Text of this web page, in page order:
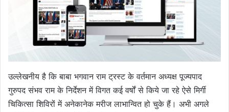
उल्लेखनीय है कि बाबा भगवान राम ट्रस्ट के वर्तमान अध्यक्ष पूज्यपाद
गुरुपद संभव राम के निर्देशन में विगत कई वर्षों से किये जा रहे ऐसे मिर्गी
चिकित्सा शिविरों में अनेकानेक मरीज लाभान्वित हो चुके हैं। अभी अगले